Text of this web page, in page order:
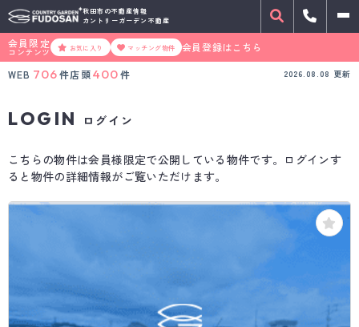
秋田市の不動産情報
カントリーガーデン不動産
会員限定
コンテンツ お気に入り マッチング物件
会員登録はこちら
WEB 706件店頭400 件 2026.08.08 更新
LOGIN ログイン
こちらの物件は会員様限定で公開している物件です。ログインす
ると物件の詳細情報がご覧いただけます。